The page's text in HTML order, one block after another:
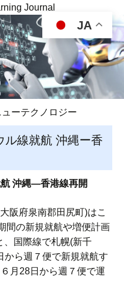
Journal
ーテクノロジー
ル線就航 沖縄ー香
沖縄―香港線再開
阪府泉南郡田尻町)はこ
間の新規就航や増便計画
、国際線で札幌(新千
ら週７便で新規就航す
月28日から週７便で運
JA